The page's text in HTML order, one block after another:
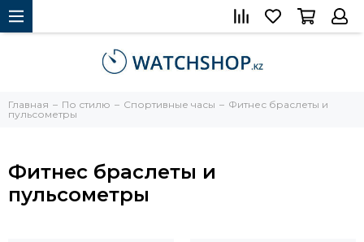
Главная По стилю Спортивные часы
Фитнес браслеты и
пульсометры
Фитнес браслеты и
пульсометры